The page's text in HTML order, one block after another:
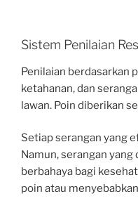
Sistem Penilaian
Penilaian berdasarkan
ketahanan, dan
lawan. Poin diberikan
Setiap serangan yang
Namun, serangan yang
berbahaya bagi
poin atau